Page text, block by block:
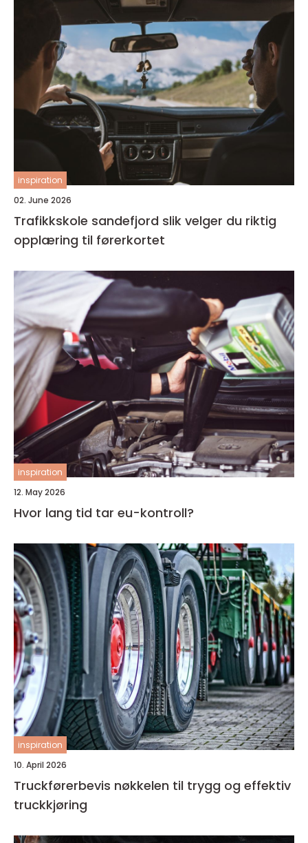
inspiration
02. June 2026
Trafikkskole sandefjord slik velger du riktig
opplæring til førerkortet
inspiration
12. May 2026
Hvor lang tid tar eu-kontroll?
inspiration
10. April 2026
Truckførerbevis nøkkelen til trygg og effektiv
truckkjøring